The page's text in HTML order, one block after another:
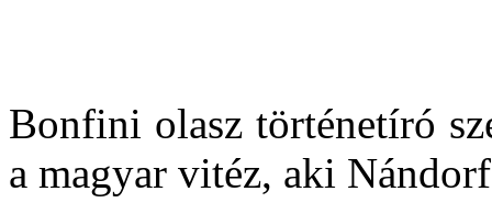
Bonfini olasz történetíró
a magyar vitéz, aki